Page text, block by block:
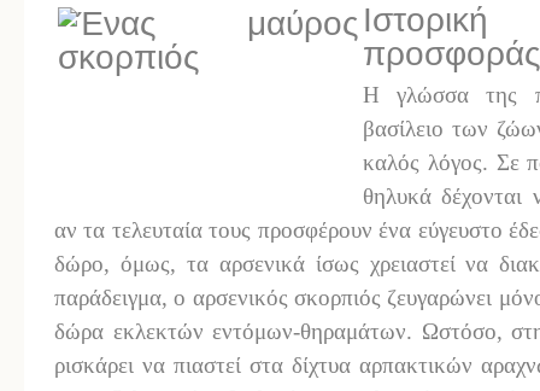
προσφοράς
Η γλώσσα της
βασίλειο των
καλός λόγος. Σε
θηλυκά
αν τα τελευταία τους προσφέρουν ένα εύγευστο
δώρο, όμως, τα αρσενικά ίσως χρειαστεί να
παράδειγμα, ο αρσενικός σκορπιός ζευγαρώνει
δώρα εκλεκτών εντόμων-θηραμάτων. Ωστόσο,
ρισκάρει να πιαστεί στα δίχτυα αρπακτικών